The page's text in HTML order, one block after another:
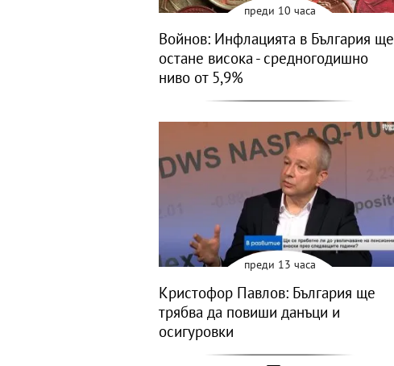
преди 10 часа
Войнов: Инфлацията в България ще
остане висока - средногодишно
ниво от 5,9%
преди 13 часа
Кристофор Павлов: България ще
трябва да повиши данъци и
осигуровки